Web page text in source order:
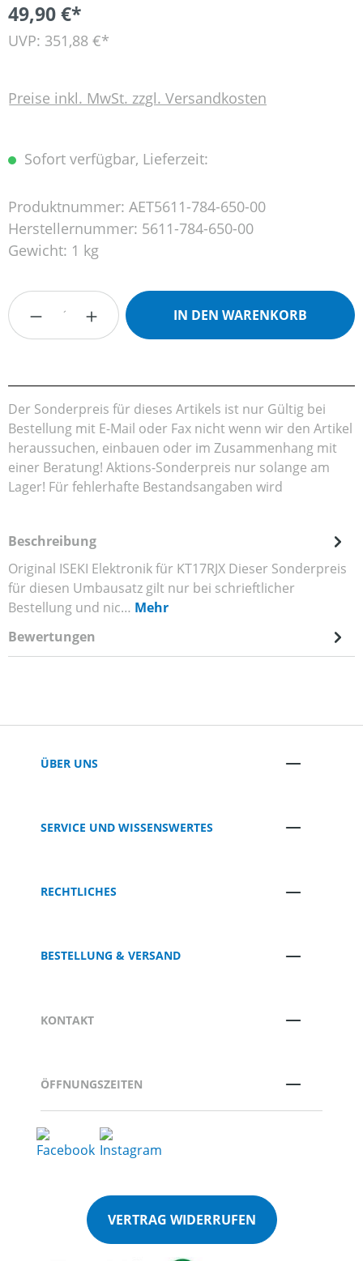
49,90 €*
UVP: 351,88 €*
Preise inkl. MwSt. zzgl. Versandkosten
Sofort verfügbar, Lieferzeit:
Produktnummer: AET5611-784-650-00
Herstellernummer: 5611-784-650-00
Gewicht: 1 kg
Produkt Anzahl: Gib den gewünschten
IN DEN WARENKORB
Der Sonderpreis für dieses Artikels ist nur Gültig bei
Bestellung mit E-Mail oder Fax nicht wenn wir den Artikel
heraussuchen, einbauen oder im Zusammenhang mit
einer Beratung! Aktions-Sonderpreis nur solange am
Lager! Für fehlerhafte Bestandsangaben wird
Beschreibung
Original ISEKI Elektronik für KT17RJX Dieser Sonderpreis
für diesen Umbausatz gilt nur bei schrieftlicher
Bestellung und nic… Mehr
Bewertungen
ÜBER UNS
SERVICE UND WISSENSWERTES
RECHTLICHES
BESTELLUNG & VERSAND
KONTAKT
ÖFFNUNGSZEITEN
VERTRAG WIDERRUFEN